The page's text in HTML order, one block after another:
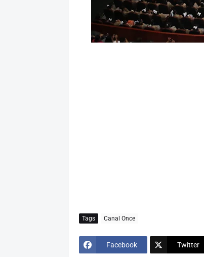
Tags Canal Once
Facebook Twitter